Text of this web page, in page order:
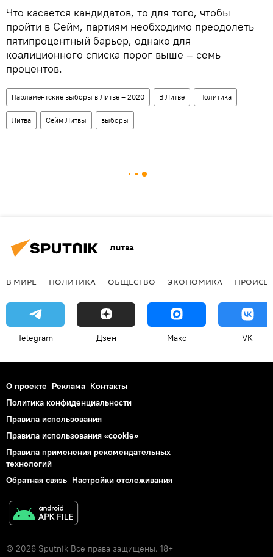
Что касается кандидатов, то для того, чтобы
пройти в Сейм, партиям необходимо преодолеть
пятипроцентный барьер, однако для
коалиционного списка порог выше – семь
процентов.
Парламентские выборы в Литве – 2020 В Литве Политика
Литва Сейм Литвы выборы
Литва
В МИРЕ ПОЛИТИКА ОБЩЕСТВО ЭКОНОМИКА
Telegram Дзен Макс VK
О проекте Реклама Контакты
Политика конфиденциальности
Правила использования
Правила использования «cookie»
Правила применения рекомендательных
технологий
Обратная связь Настройки отслеживания
© 2026 Sputnik Все права защищены. 18+